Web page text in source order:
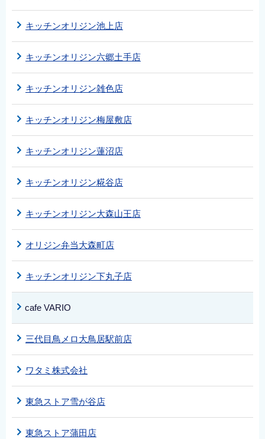
キッチンオリジン池上店
キッチンオリジン六郷土手店
キッチンオリジン雑色店
キッチンオリジン梅屋敷店
キッチンオリジン蓮沼店
キッチンオリジン糀谷店
キッチンオリジン大森山王店
オリジン弁当大森町店
キッチンオリジン下丸子店
cafe VARIO
三代目鳥メロ大鳥居駅前店
ワタミ株式会社
東急ストア雪が谷店
東急ストア蒲田店